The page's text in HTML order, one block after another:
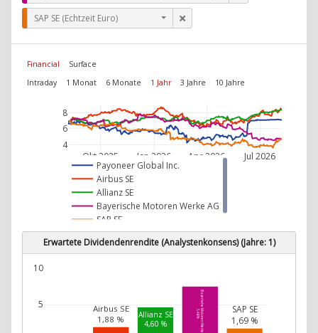
SAP SE (Echtzeit Euro)
Financial
Surface
Intraday
1 Monat 6 Monate 1 Jahr 3 Jahre 10 Jahre
Okt 2025 Jan 2026 Apr 2026 Jul 2026
4
6
8
Payoneer Global Inc.
Airbus SE
Allianz SE
Bayerische Motoren Werke AG
SAP SE
Erwartete Dividendenrendite (Analystenkonsens) (Jahre: 1)
Airbus SE
1,88 % Allianz SE
4,60 % Bayerische Motoren Werke AG
7,48 % SAP SE
1,69 %
5
10